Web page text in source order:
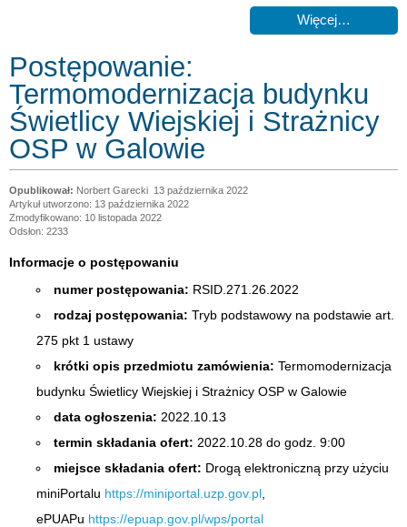
Więcej…
Postępowanie:
Termomodernizacja budynku
Świetlicy Wiejskiej i Strażnicy
OSP w Galowie
Norbert Garecki 13 października 2022
Artykuł utworzono: 13 października 2022
Zmodyfikowano: 10 listopada 2022
Odsłon: 2233
Informacje o postępowaniu
numer postępowania: RSID.271.26.2022
rodzaj postępowania: Tryb podstawowy na podstawie art.
275 pkt 1 ustawy
krótki opis przedmiotu zamówienia: Termomodernizacja
budynku Świetlicy Wiejskiej i Strażnicy OSP w Galowie
data ogłoszenia: 2022.10.13
termin składania ofert: 2022.10.28 do godz. 9:00
miejsce składania ofert: Drogą elektroniczną przy użyciu
miniPortalu https://miniportal.uzp.gov.pl
ePUAPu https://epuap.gov.pl/wps/portal